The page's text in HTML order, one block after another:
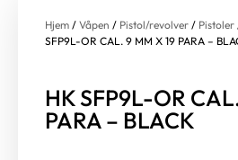
Hjem / Våpen / Pistol/revolver / Pistoler
SFP9L-OR CAL. 9 MM X 19 PARA –
HK SFP9L-OR
PARA – BLACK